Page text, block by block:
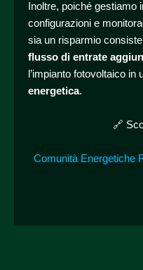
Inoltre, poiché gestiamo
configurazioni e
sia un risparmio
flusso di entrate
l’impianto fotovoltaico in
energetica.
🔗
Comunità Energetiche